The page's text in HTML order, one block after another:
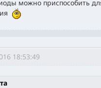
можно приспособить
18:53:49